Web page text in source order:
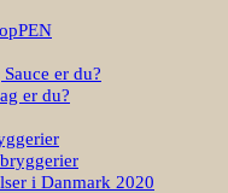
er du?
er du?
i Danmark 2020